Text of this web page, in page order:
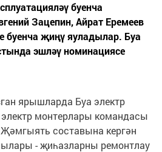
буенча
Зацепин, Айрат Еремеев
буенча җиңү яуладылар. Буа
эшләү номинациясе
ярышларда Буа электр
монтерлары командасы
составына кергән
- җиһазларны ремонтлау